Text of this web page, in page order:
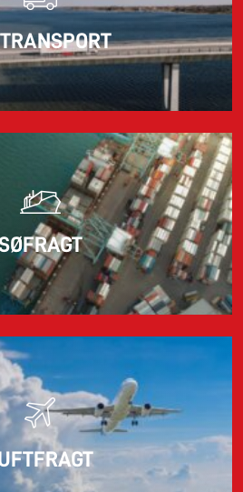
containere fra Asien til Europa er
Læs mere